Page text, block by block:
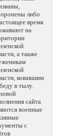
либо
время
на
а также
ковавшим
в тылу.
сайта
военные
с